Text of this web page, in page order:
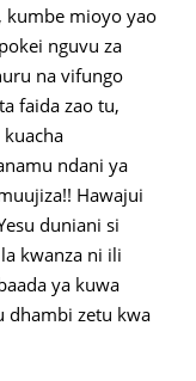
kumbe mioyo yao
nguvu za
na vifungo
faida zao tu,
ndani ya
Hawajui
duniani si
kwanza ni ili
ya kuwa
dhambi zetu kwa